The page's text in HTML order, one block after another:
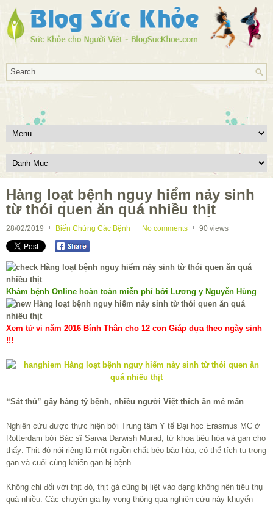
Hàng loạt bệnh nguy hiểm nảy sinh
từ thói quen ăn quá nhiều thịt
28/02/2019 Biến Chứng Các Bệnh No comments 90 views
Khám bệnh Online hoàn toàn miễn phí bởi Lương y Nguyễn Hùng
Xem tử vi năm 2016 Bính Thân cho 12 con Giáp dựa theo ngày sinh
!!!
“Sát thủ” gây hàng tỷ bệnh, nhiều người Việt thích ăn mê mẩn
Nghiên cứu được thực hiện bởi Trung tâm Y tế Đại học Erasmus MC ở
Rotterdam bởi Bác sĩ Sarwa Darwish Murad, từ khoa tiêu hóa và gan cho
thấy: Thịt đỏ nói riêng là một nguồn chất béo bão hòa, có thể tích tụ trong
gan và cuối cùng khiến gan bị bệnh.
Không chỉ đối với thịt đỏ, thịt gà cũng bị liệt vào dạng không nên tiêu thụ
quá nhiều. Các chuyên gia hy vọng thông qua nghiên cứu này khuyến